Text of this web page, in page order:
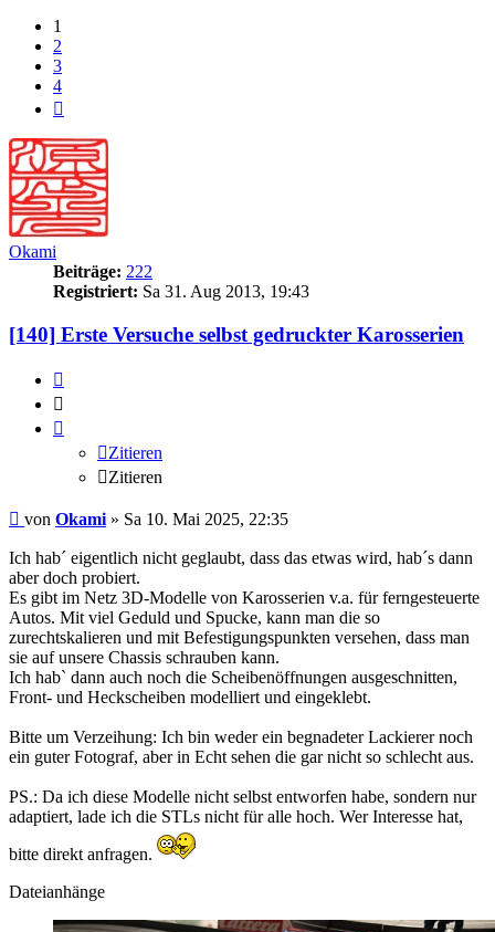
1
2
3
4
Okami
Beiträge: 222
Registriert: Sa 31. Aug 2013, 19:43
[140] Erste Versuche selbst gedruckter Karosserien
Zitieren
Zitieren
Beitrag
von Okami » Sa 10. Mai 2025, 22:35
Ich hab´ eigentlich nicht geglaubt, dass das etwas wird, hab´s dann
aber doch probiert.
Es gibt im Netz 3D-Modelle von Karosserien v.a. für ferngesteuerte
Autos. Mit viel Geduld und Spucke, kann man die so
zurechtskalieren und mit Befestigungspunkten versehen, dass man
sie auf unsere Chassis schrauben kann.
Ich hab` dann auch noch die Scheibenöffnungen ausgeschnitten,
Front- und Heckscheiben modelliert und eingeklebt.
Bitte um Verzeihung: Ich bin weder ein begnadeter Lackierer noch
ein guter Fotograf, aber in Echt sehen die gar nicht so schlecht aus.
PS.: Da ich diese Modelle nicht selbst entworfen habe, sondern nur
adaptiert, lade ich die STLs nicht für alle hoch. Wer Interesse hat,
bitte direkt anfragen.
Dateianhänge